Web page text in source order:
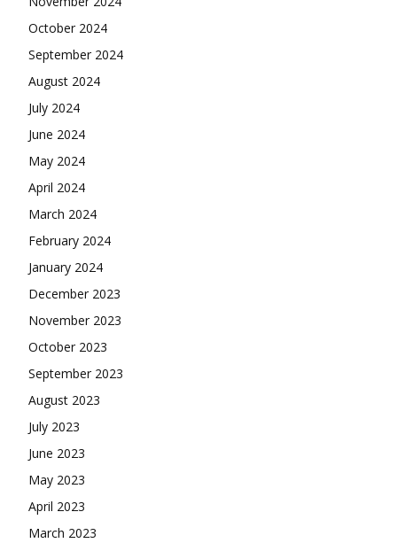
October 2024
September 2024
August 2024
July 2024
June 2024
May 2024
April 2024
March 2024
February 2024
January 2024
December 2023
November 2023
October 2023
September 2023
August 2023
July 2023
June 2023
May 2023
April 2023
March 2023